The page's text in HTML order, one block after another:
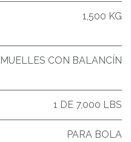
1,500 KG
MUELLES CON BALANCÍN
1 DE 7,000 LBS
PARA BOLA